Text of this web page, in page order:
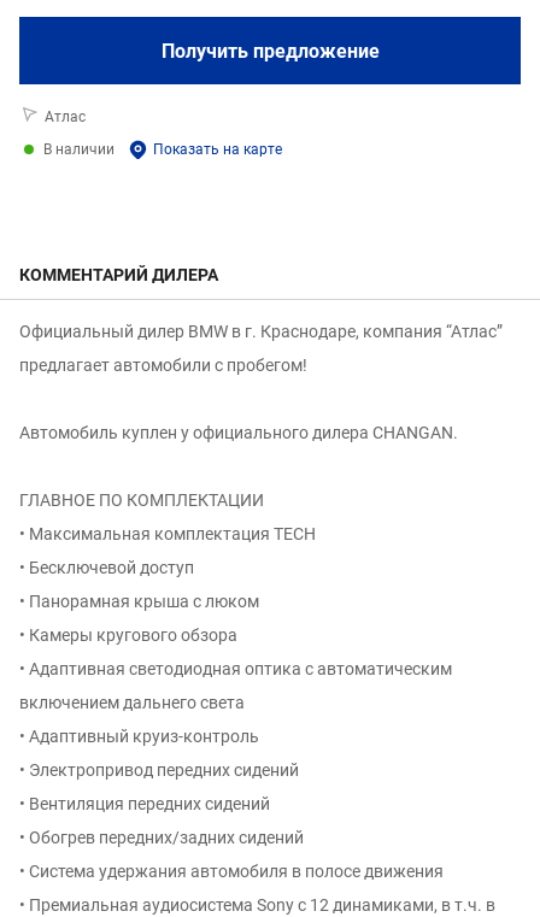
КОММЕНТАРИЙ ДИЛЕРА
Официальный дилер BMW в г. Краснодаре, компания “Атлас”
предлагает автомобили с пробегом!
Автомобиль куплен у официального дилера CHANGAN.
ГЛАВНОЕ ПО КОМПЛЕКТАЦИИ
• Максимальная комплектация TECH
• Бесключевой доступ
• Панорамная крыша с люком
• Камеры кругового обзора
• Адаптивная светодиодная оптика с автоматическим
включением дальнего света
• Адаптивный круиз-контроль
• Электропривод передних сидений
• Вентиляция передних сидений
• Обогрев передних/задних сидений
• Система удержания автомобиля в полосе движения
• Премиальная аудиосистема Sony с 12 динамиками, в т.ч. в
Получить предложение
Атлас
В наличии
Показать на карте